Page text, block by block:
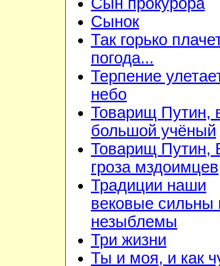
Сын прокурора
Сынок
Так горько
погода...
Терпение
небо
Товарищ Путин,
большой учёный
Товарищ Путин,
гроза мздоимцев
Традиции наши
вековые сильны
незыблемы
Три жизни
Ты и моя, и как